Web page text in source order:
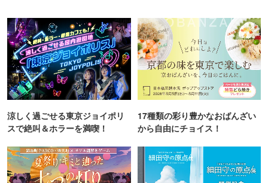
涼しく過ごせる東京ジョイポリ
スで絶叫＆ホラーを満喫！
17種類の彩り豊かなおばんざい
から自由にチョイス！